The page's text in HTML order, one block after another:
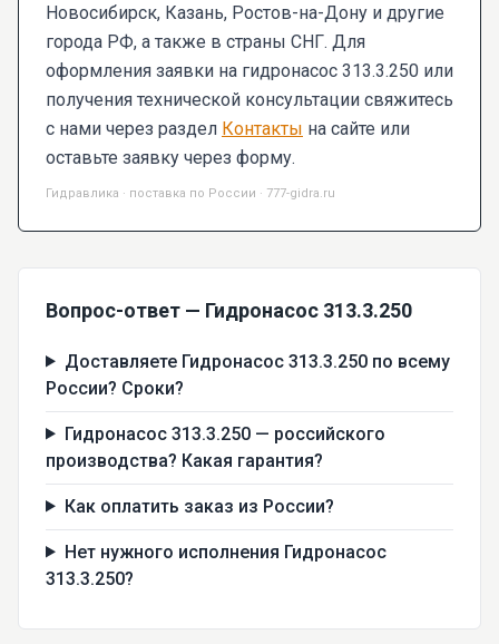
Новосибирск, Казань, Ростов-на-Дону и другие
города РФ, а также в страны СНГ. Для
оформления заявки на гидронасос 313.3.250 или
получения технической консультации свяжитесь
с нами через раздел Контакты на сайте или
оставьте заявку через форму.
Гидравлика · поставка по России · 777-gidra.ru
Вопрос-ответ — Гидронасос 313.3.250
Доставляете Гидронасос 313.3.250 по всему
России? Сроки?
Гидронасос 313.3.250 — российского
производства? Какая гарантия?
Как оплатить заказ из России?
Нет нужного исполнения Гидронасос
313.3.250?